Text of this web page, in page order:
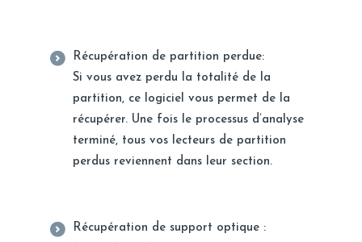
Récupération de partition perdue:
Si vous avez perdu la totalité de la
partition, ce logiciel vous permet de la
récupérer. Une fois le processus d’analyse
terminé, tous vos lecteurs de partition
perdus reviennent dans leur section.
Récupération de support optique :